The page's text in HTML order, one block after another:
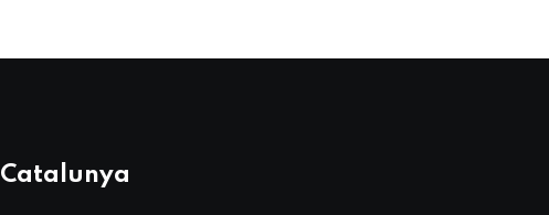
Catalunya